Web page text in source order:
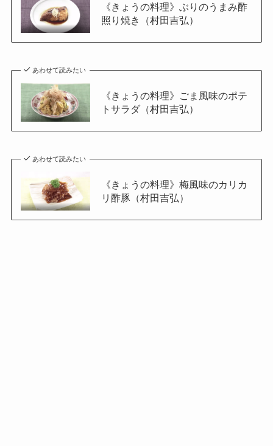
《きょうの料理》ぶりのうまみ酢
照り焼き（村田吉弘）
あわせて読みたい
《きょうの料理》ごま風味のポテ
トサラダ（村田吉弘）
あわせて読みたい
《きょうの料理》梅風味のカリカ
リ酢豚（村田吉弘）